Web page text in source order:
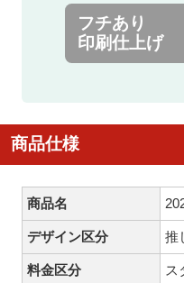
フチあり
印刷仕上げ
商品仕様
商品名
デザイン区分 推
料金区分 ス